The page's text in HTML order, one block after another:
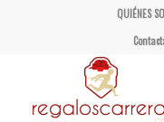
QUIÉNES